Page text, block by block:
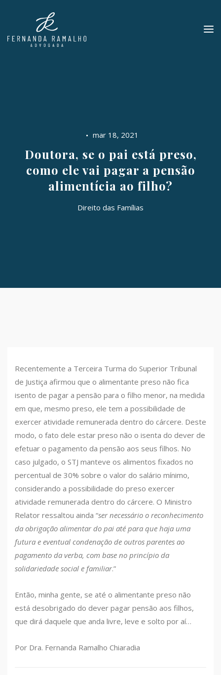
mar 18, 2021
Doutora, se o pai está preso,
como ele vai pagar a pensão
alimentícia ao filho?
Direito das Famílias
Recentemente a Terceira Turma do Superior Tribunal
de Justiça afirmou que o alimentante preso não fica
isento de pagar a pensão para o filho menor, na medida
em que, mesmo preso, ele tem a possibilidade de
exercer atividade remunerada dentro do cárcere. Deste
modo, o fato dele estar preso não o isenta do dever de
efetuar o pagamento da pensão aos seus filhos. No
caso julgado, o STJ manteve os alimentos fixados no
percentual de 30% sobre o valor do salário mínimo,
considerando a possibilidade do preso exercer
atividade remunerada dentro do cárcere. O Ministro
Relator ressaltou ainda “ser necessário o reconhecimento
da obrigação alimentar do pai até para que haja uma
futura e eventual condenação de outros parentes ao
pagamento da verba, com base no princípio da
solidariedade social e familiar.”
Então, minha gente, se até o alimentante preso não
está desobrigado do dever pagar pensão aos filhos,
que dirá daquele que anda livre, leve e solto por aí…
Por Dra. Fernanda Ramalho Chiaradia